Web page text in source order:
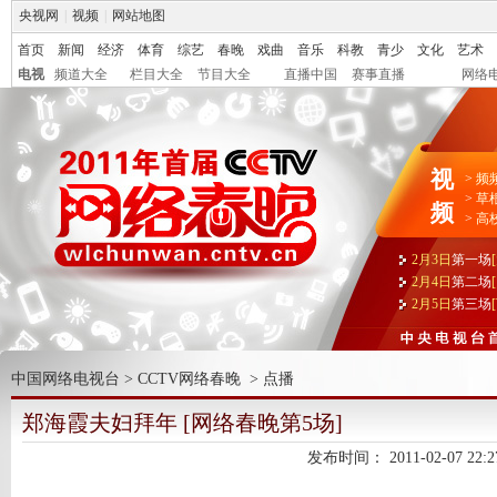
央视网 视频 网站地图
首页 新闻 经济 体育 综艺 春晚 戏曲 音乐 科教 青少 文化
艺术
电视
频道大全 栏目大全 节目大全 直播中国 赛事直播 网络
视
频
> 频
> 草
> 高
2月3日 第一场
2月4日 第二场
2月5日 第三场
中国网络电视台 > CCTV网络春晚 > 点播
郑海霞夫妇拜年 [网络春晚第5场]
发布时间： 2011-02-07